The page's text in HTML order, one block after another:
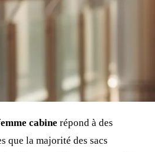
cabine répond à des
que la majorité des sacs